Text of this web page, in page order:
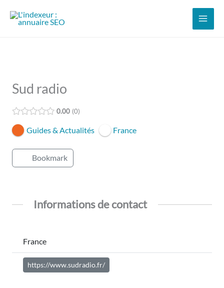
Sud radio
0.00 0
Guides & Actualités France
Bookmark
Informations de contact
France
https://www.sudradio.fr/